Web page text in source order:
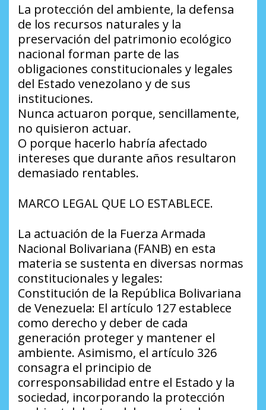
La protección del ambiente, la defensa
de los recursos naturales y la
preservación del patrimonio ecológico
nacional forman parte de las
obligaciones constitucionales y legales
del Estado venezolano y de sus
instituciones.
Nunca actuaron porque, sencillamente,
no quisieron actuar.
O porque hacerlo habría afectado
intereses que durante años resultaron
demasiado rentables.
MARCO LEGAL QUE LO ESTABLECE.
La actuación de la Fuerza Armada
Nacional Bolivariana (FANB) en esta
materia se sustenta en diversas normas
constitucionales y legales:
Constitución de la República Bolivariana
de Venezuela: El artículo 127 establece
como derecho y deber de cada
generación proteger y mantener el
ambiente. Asimismo, el artículo 326
consagra el principio de
corresponsabilidad entre el Estado y la
sociedad, incorporando la protección